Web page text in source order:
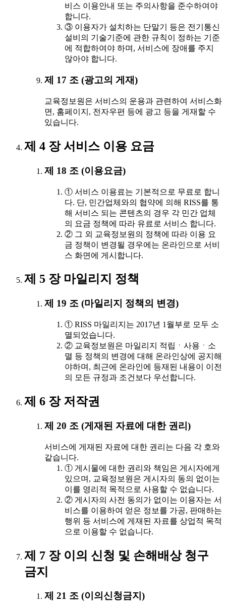
비스 이용안내 또는 주의사항을 준수하여야
합니다.
③ 이용자가 설치하는 단말기 등은 전기통신
설비의 기술기준에 관한 규칙이 정하는 기준
에 적합하여야 하며, 서비스에 장애를 주지
않아야 합니다.
제 17 조 (광고의 게재)
교육정보원은 서비스의 운용과 관련하여 서비스화
면, 홈페이지, 전자우편 등에 광고 등을 게재할 수
있습니다.
제 4 장 서비스 이용 요금
제 18 조 (이용요금)
① 서비스 이용료는 기본적으로 무료로 합니
다. 단, 민간업체와의 협약에 의해 RISS를 통
해 서비스 되는 콘텐츠의 경우 각 민간 업체
의 요금 정책에 따라 유료로 서비스 합니다.
② 그 외 교육정보원의 정책에 따라 이용 요
금 정책이 변경될 경우에는 온라인으로 서비
스 화면에 게시합니다.
제 5 장 마일리지 정책
제 19 조 (마일리지 정책의 변경)
① RISS 마일리지는 2017년 1월부로 모두 소
멸되었습니다.
② 교육정보원은 마일리지 적립ㆍ사용ㆍ소
멸 등 정책의 변경에 대해 온라인상에 공지해
야하며, 최근에 온라인에 등재된 내용이 이전
의 모든 규정과 조건보다 우선합니다.
제 6 장 저작권
제 20 조 (게재된 자료에 대한 권리)
서비스에 게재된 자료에 대한 권리는 다음 각 호와
같습니다.
① 게시물에 대한 권리와 책임은 게시자에게
있으며, 교육정보원은 게시자의 동의 없이는
이를 영리적 목적으로 사용할 수 없습니다.
② 게시자의 사전 동의가 없이는 이용자는 서
비스를 이용하여 얻은 정보를 가공, 판매하는
행위 등 서비스에 게재된 자료를 상업적 목적
으로 이용할 수 없습니다.
제 7 장 이의 신청 및 손해배상 청구
금지
제 21 조 (이의신청금지)